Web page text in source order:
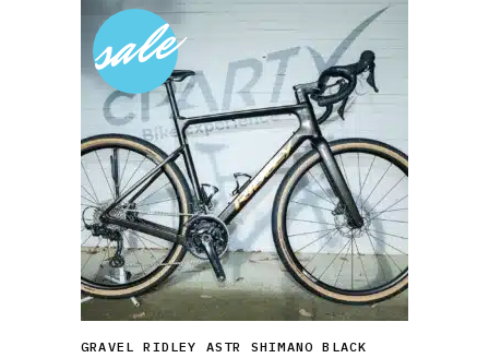
sale
AJOUTER AU PANIER
GRAVEL RIDLEY ASTR SHIMANO BLACK